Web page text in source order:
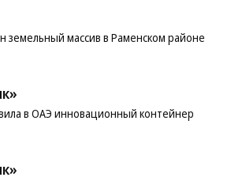
земельный массив в Раменском районе
в ОАЭ инновационный контейнер